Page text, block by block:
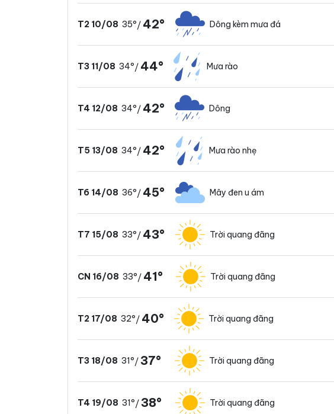
T2 10/08 35°/ 42° Dông kèm mưa đá
T3 11/08 34°/ 44° Mưa rào
T4 12/08 34°/ 42° Dông
T5 13/08 34°/ 42° Mưa rào nhẹ
T6 14/08 36°/ 45° Mây đen u ám
T7 15/08 33°/ 43° Trời quang đãng
CN 16/08 33°/ 41° Trời quang đãng
T2 17/08 32°/ 40° Trời quang đãng
T3 18/08 31°/37° Trời quang đãng
T4 19/08 31°/38° Trời quang đãng